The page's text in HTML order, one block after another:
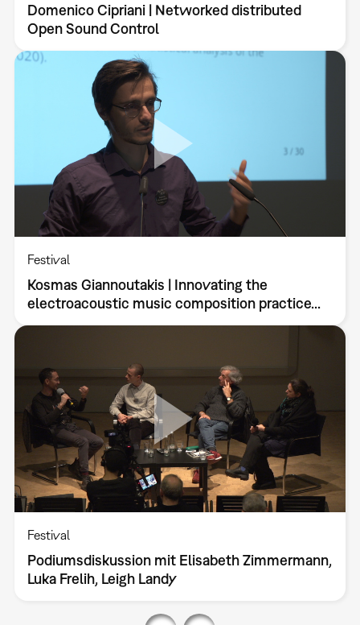
Domenico Cipriani | Networked distributed
Open Sound Control
Festival
Kosmas Giannoutakis | Innovating the
electroacoustic music composition practice...
Festival
Podiumsdiskussion mit Elisabeth Zimmermann,
Luka Frelih, Leigh Landy